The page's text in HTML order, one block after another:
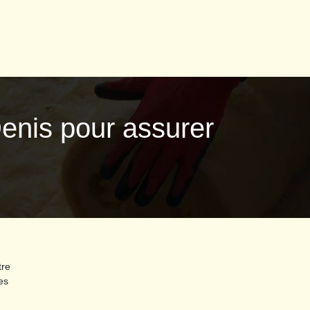
pour assurer